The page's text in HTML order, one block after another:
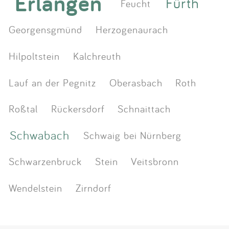
Feucht
Georgensgmünd
Herzogenaurach
Hilpoltstein
Kalchreuth
Lauf an der Pegnitz
Oberasbach
Roth
Roßtal
Rückersdorf Schnaittach
Schwabach
Schwaig bei Nürnberg
Schwarzenbruck
Stein
Veitsbronn
Wendelstein
Zirndorf